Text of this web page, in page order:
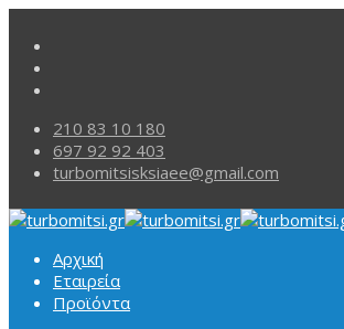
210 83 10 180
697 92 92 403
turbomitsisksiaee@gmail.com
Αρχική
Εταιρεία
Προϊόντα